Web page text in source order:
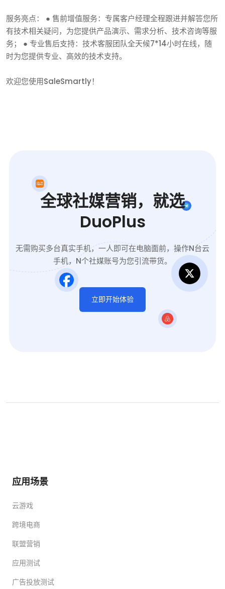
服务亮点： ● 售前增值服务：专属客户经理全程跟进并解答您所
有技术相关疑问，为您提供产品演示、需求分析、技术咨询等服
务； ● 专业售后支持：技术客服团队全天候7*14小时在线，随
时为您提供专业、高效的技术支持。
欢迎您使用SaleSmartly！
全球社媒营销，就选
DuoPlus
无需购买多台真实手机，一人即可在电脑面前，操作N台云
手机，N个社媒账号为您引流带货。
立即开始体验
应用场景
云游戏
跨境电商
联盟营销
应用测试
广告投放测试